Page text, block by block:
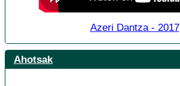
Azeri Dantza - 2017
Ahotsak